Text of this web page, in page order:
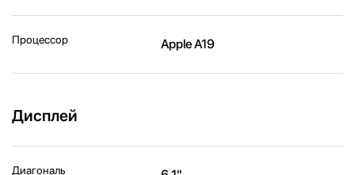
Процессор Apple A19
Дисплей
Диагональ